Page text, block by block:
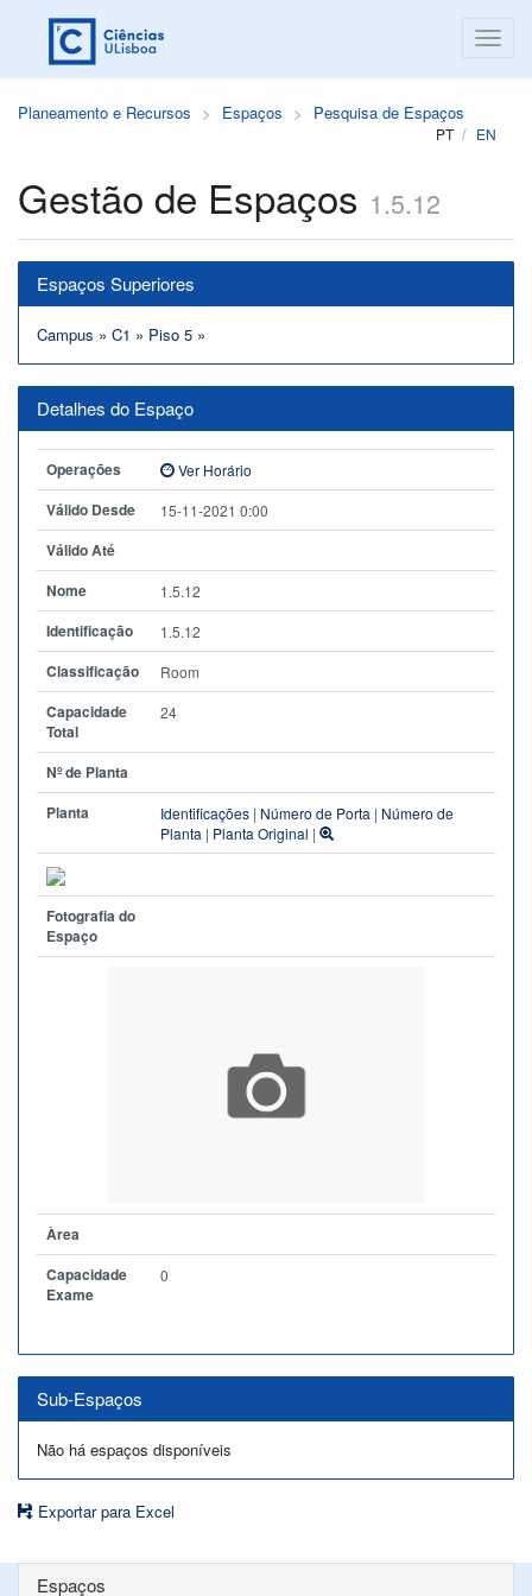
Planeamento e Recursos Espaços Pesquisa de Espaços
PT EN
Gestão de Espaços 1.5.12
Espaços Superiores
Campus » C1 » Piso 5 »
Detalhes do Espaço
Operações Ver Horário
Válido Desde 15-11-2021 0:00
Válido Até
Nome
1.5.12
Identificação 1.5.12
Classificação Room
Capacidade
Total
24
Nº de Planta
Planta
Identificações | Número de Porta | Número de
Planta | Planta Original |
Fotografia do
Espaço
Àrea
Capacidade
Exame
0
Sub-Espaços
Não há espaços disponíveis
Exportar para Excel
Espaços